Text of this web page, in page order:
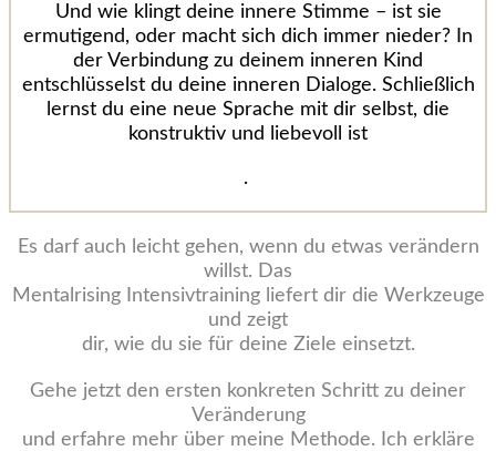
Und wie klingt deine innere Stimme – ist sie
ermutigend, oder macht sich dich immer nieder? In
der Verbindung zu deinem inneren Kind
entschlüsselst du deine inneren Dialoge. Schließlich
lernst du eine neue Sprache mit dir selbst, die
konstruktiv und liebevoll ist
.
Es darf auch leicht gehen, wenn du etwas verändern
willst. Das
Mentalrising Intensivtraining liefert dir die Werkzeuge
und zeigt
dir, wie du sie für deine Ziele einsetzt.
Gehe jetzt den ersten konkreten Schritt zu deiner
Veränderung
und erfahre mehr über meine Methode. Ich erkläre